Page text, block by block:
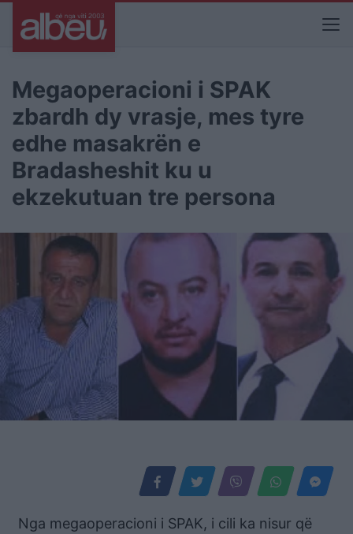
Megaoperacioni i SPAK
zbardh dy vrasje, mes tyre
edhe masakrën e
Bradasheshit ku u
ekzekutuan tre persona
Nga megaoperacioni i SPAK, i cili ka nisur që